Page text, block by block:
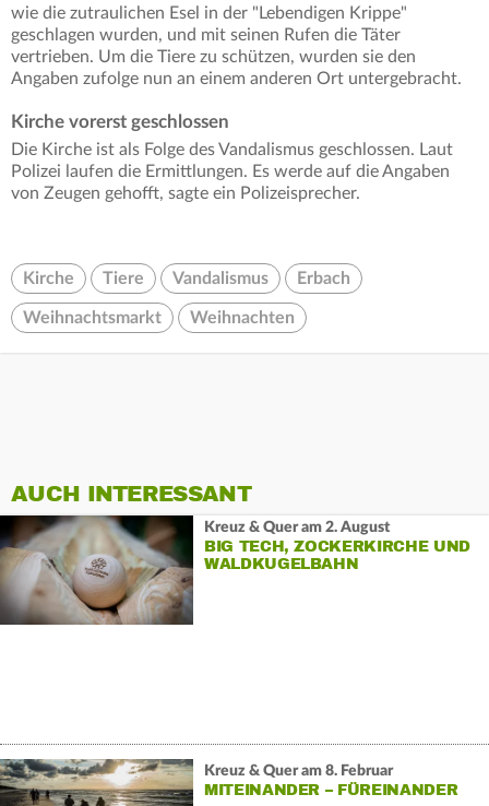
wie die zutraulichen Esel in der "Lebendigen Krippe"
geschlagen wurden, und mit seinen Rufen die Täter
vertrieben. Um die Tiere zu schützen, wurden sie den
Angaben zufolge nun an einem anderen Ort untergebracht.
Kirche vorerst geschlossen
Die Kirche ist als Folge des Vandalismus geschlossen. Laut
Polizei laufen die Ermittlungen. Es werde auf die Angaben
von Zeugen gehofft, sagte ein Polizeisprecher.
Kirche Tiere Vandalismus Erbach
Weihnachtsmarkt Weihnachten
AUCH INTERESSANT
Kreuz & Quer am 2. August
BIG TECH, ZOCKERKIRCHE UND
WALDKUGELBAHN
Kreuz & Quer am 8. Februar
MITEINANDER – FÜREINANDER